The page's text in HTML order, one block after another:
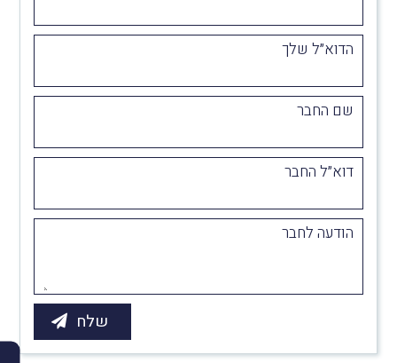
הדוא״ל שלך
שם החבר
דוא״ל החבר
הודעה לחבר